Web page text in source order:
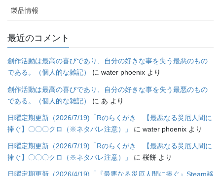
製品情報
最近のコメント
創作活動は最高の喜びであり、自分の好きな事を失う最悪のもの
である。（個人的な雑記）
に water phoenix より
創作活動は最高の喜びであり、自分の好きな事を失う最悪のもの
である。（個人的な雑記）
に あ より
日曜定期更新（2026/7/19)「Rのらくがき 【最悪なる災厄人間に
捧ぐ】〇〇〇クロ（※ネタバレ注意）」
に water phoenix より
日曜定期更新（2026/7/19)「Rのらくがき 【最悪なる災厄人間に
捧ぐ】〇〇〇クロ（※ネタバレ注意）」
に 桜餅 より
日曜定期更新（2026/4/19)「『最悪なる災厄人間に捧ぐ』Steam移